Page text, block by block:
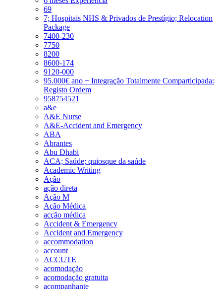
69
7; Hospitais NHS & Privados de Prestígio; Relocation
Package
7400-230
7750
8200
8600-174
9120-000
95.000€ ano + Integração Totalmente Comparticipada:
Registo Ordem
958754521
a&e
A&E Nurse
A&E-Accident and Emergency
ABA
Abrantes
Abu Dhabi
ACA; Saúde; quiosque da saúde
Academic Writing
Ação
ação direta
Ação M
Ação Médica
acção médica
Accident & Emergency
Accident and Emergency
accommodation
account
ACCUTE
acomodação
acomodação gratuita
acompanhante